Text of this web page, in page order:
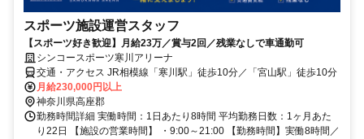
スポーツ施設運営スタッフ
【スポーツ好き歓迎】月給23万／賞与2回／残業なしで車通勤可
シンコースポーツ寒川アリーナ
交通・アクセス JR相模線「寒川駅」徒歩10分／「宮山駅」徒歩10分
月給230,000円以上
神奈川県高座郡
勤務時間詳細 実働時間：1日あたり8時間 平均勤務日数：1ヶ月あた
り22日 【施設の営業時間】 ・9:00～21:00 【勤務時間】実働8時間／